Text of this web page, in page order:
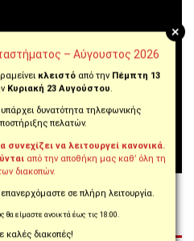
+
– Αύγουστος 2026
κλειστό από την Πέμπτη 13
Κυριακή 23 Αυγούστου.
δυνατότητα τηλεφωνικής
πελατών.
να λειτουργεί κανονικά.
από την αποθήκη μας καθ’ όλη τη
διακοπών.
επανερχόμαστε σε πλήρη λειτουργία.
είμαστε ανοικτά έως τις 18:00.
καλές διακοπές!